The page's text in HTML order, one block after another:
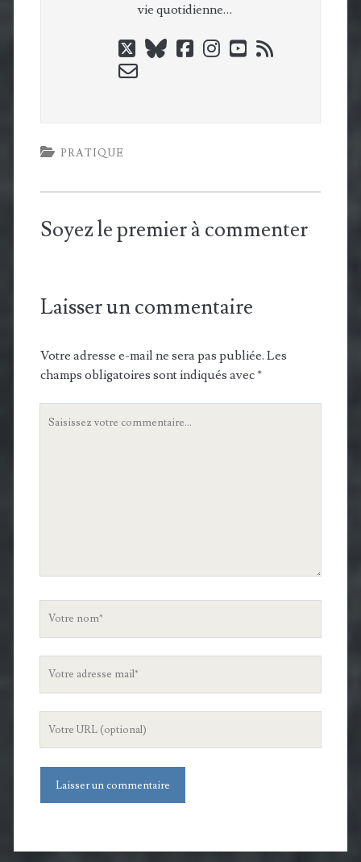
vie quotidienne…
twitterblueskyfacebook
instagram
youtube
rss
email-
PRATIQUE
Soyez le premier à commenter
Laisser un commentaire
Votre adresse e-mail ne sera pas publiée. Les
champs obligatoires sont indiqués avec*
site